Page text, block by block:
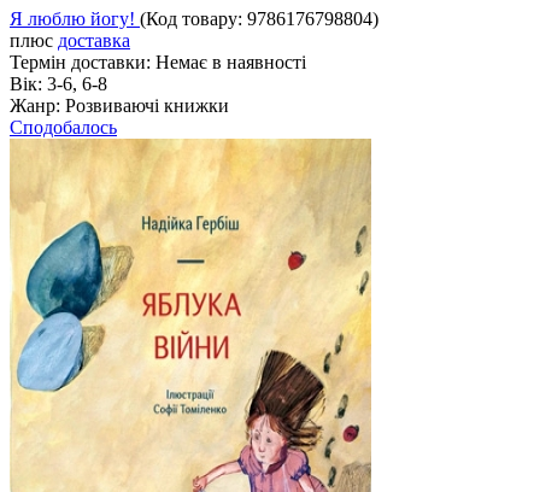
Я люблю йогу! (Код товару: 9786176798804)
плюс доставка
Термін доставки: Немає в наявності
Вік: 3-6, 6-8
Жанр: Розвиваючі книжки
Сподобалось